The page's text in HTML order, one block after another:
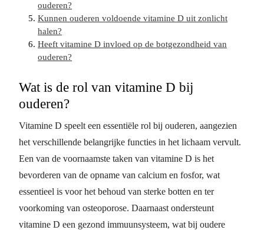
ouderen?
Kunnen ouderen voldoende vitamine D uit zonlicht
halen?
Heeft vitamine D invloed op de botgezondheid van
ouderen?
Wat is de rol van vitamine D bij
ouderen?
Vitamine D speelt een essentiële rol bij ouderen, aangezien
het verschillende belangrijke functies in het lichaam vervult.
Een van de voornaamste taken van vitamine D is het
bevorderen van de opname van calcium en fosfor, wat
essentieel is voor het behoud van sterke botten en ter
voorkoming van osteoporose. Daarnaast ondersteunt
vitamine D een gezond immuunsysteem, wat bij oudere